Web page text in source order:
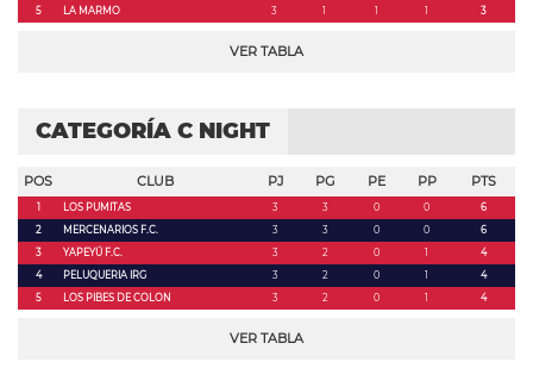
5
LA MARMO 3 1 1 1 3
VER TABLA
CATEGORÍA C NIGHT
POS CLUB PJ PG PE PP PTS
1 LOS PUMITAS 3 3 0 0
6
2
MERCENARIOS F.C. 3 3 0 0
6
3
YAPEYÚ F.C. 3 2 0 1
4
4
PELUQUERIA IRG 3 2 0 1
4
5
LOS PIBES DE COLON 3 2 0 1 4
VER TABLA